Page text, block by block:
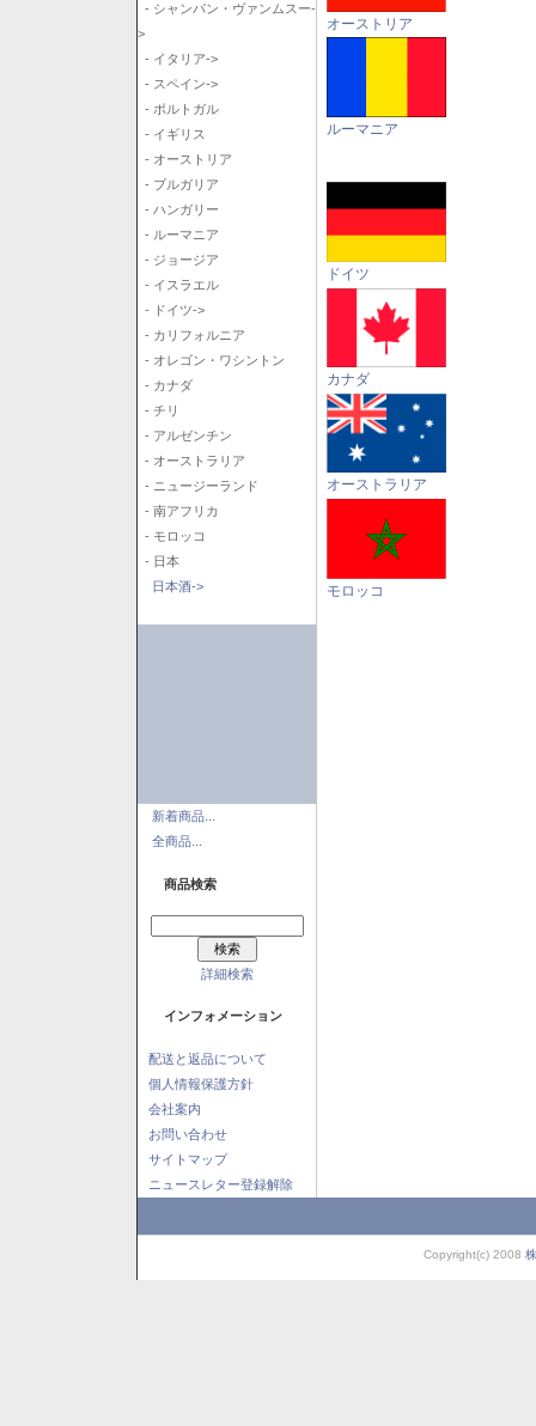
- シャンパン・ヴァンムスー-
>
- イタリア->
- スペイン->
- ポルトガル
- イギリス
- オーストリア
- ブルガリア
- ハンガリー
- ルーマニア
- ジョージア
- イスラエル
- ドイツ->
- カリフォルニア
- オレゴン・ワシントン
- カナダ
- チリ
- アルゼンチン
- オーストラリア
- ニュージーランド
- 南アフリカ
- モロッコ
- 日本
日本酒->
新着商品...
全商品...
商品検索
詳細検索
インフォメーション
配送と返品について
個人情報保護方針
会社案内
お問い合わせ
サイトマップ
ニュースレター登録解除
オーストリア
ルーマニア
ドイツ
カナダ
オーストラリア
モロッコ
Copyright(c) 2008